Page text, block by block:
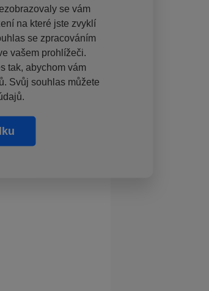
se vám
na které jste zvyklí
se zpracováním
vašem prohlížeči.
tak, abychom vám
Svůj souhlas můžete